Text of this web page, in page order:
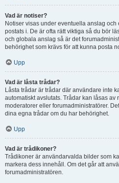
Vad är notiser?
Notiser visas under eventuella anslag
postats i. De är ofta rätt viktiga så du bör
och globala anslag så är det
behörighet som krävs för att kunna posta
Upp
Vad är låsta trådar?
Låsta trådar är trådar där användare inte
automatiskt avslutats. Trådar kan låsas
moderatorer eller forumadministratörer.
dina egna trådar om du har behörighet.
Upp
Vad är trådikoner?
Trådikoner är användarvalda bilder som
markera dess innehåll. Om det går att
forumadministratören.